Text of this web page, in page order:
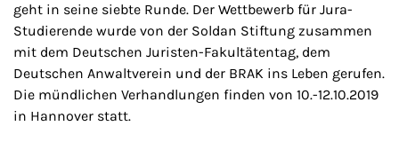
geht in seine siebte Runde. Der Wettbewerb für Jura-
Studierende wurde von der Soldan Stiftung zusammen
mit dem Deutschen Juristen-Fakultätentag, dem
Deutschen Anwaltverein und der BRAK ins Leben gerufen.
Die mündlichen Verhandlungen finden von 10.-12.10.2019
in Hannover statt.